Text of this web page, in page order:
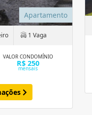
Apartamento
1 Vaga
VALOR CONDOMÍNIO
R$ 250
mensais